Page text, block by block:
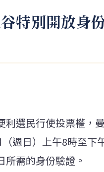
特別開放身
利選民行使投票權，
週日）上午8時至下
需的身份驗證。